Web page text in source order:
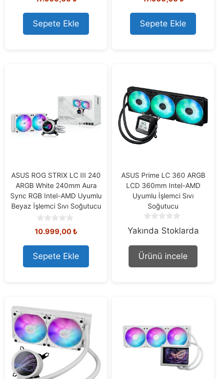
out of 5
Sepete Ekle
out of 5
Sepete Ekle
ASUS ROG STRIX LC III 240
ARGB White 240mm Aura
Sync RGB Intel-AMD Uyumlu
Beyaz İşlemci Sıvı Soğutucu
0
o
u
t
o
f
10.999,00₺
Sepete Ekle
ASUS Prime LC 360 ARGB
LCD 360mm Intel-AMD
Uyumlu İşlemci Sıvı
Soğutucu
o
o
f
Yakında Stoklarda
Ürünü incele